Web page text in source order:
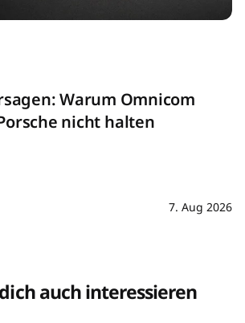
Warum Omnicom
nicht halten
7. Aug 2026
auch interessieren